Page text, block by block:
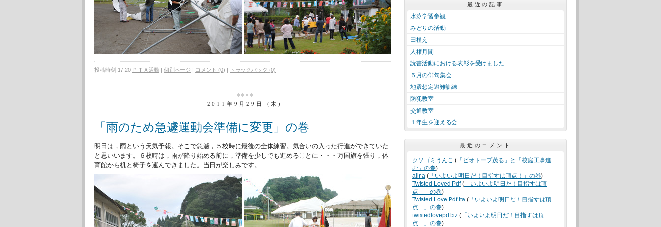
投稿時刻 17:20 ＰＴＡ活動 | 個別ページ | コメント (0) | トラックバック (0)
2011年9月29日 (木)
「雨のため急遽運動会準備に変更」の巻
明日は，雨という天気予報。そこで急遽，５校時に最後の全体練習。気合いの入った行進ができていた
と思いいます。６校時は，雨が降り始める前に，準備を少しでも進めることに・・・万国旗を張り，体
育館から机と椅子を運んできました。当日が楽しみです。
最近の記事
水泳学習参観
みどりの活動
田植え
人権月間
読書活動における表彰を受けました
５月の俳句集会
地震想定避難訓練
防犯教室
交通教室
１年生を迎える会
最近のコメント
クソゴミうんこ ( 「ビオトープ茂る」と「校庭工事進
む」の巻)
alina ( 「いよいよ明日だ！目指すは頂点！」の巻)
Twisted Loved Pdf( 「いよいよ明日だ！目指すは頂
点！」の巻)
Twisted Love Pdf Ita ( 「いよいよ明日だ！目指すは頂
点！」の巻)
twistedlovepdfciz ( 「いよいよ明日だ！目指すは頂
点！」の巻)